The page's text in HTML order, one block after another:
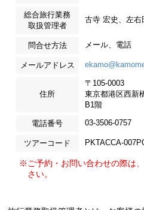
総合旅行業務
取扱管理者
古寺 宏史、左右
問合せ方法 メール、電話
メールアドレス
住所
〒105-0003
東京都港区西新
B1階
電話番号 03-3506-0757
ツアーコード PKTACCA-
※ご予約・お問い合わせの際は
さい。